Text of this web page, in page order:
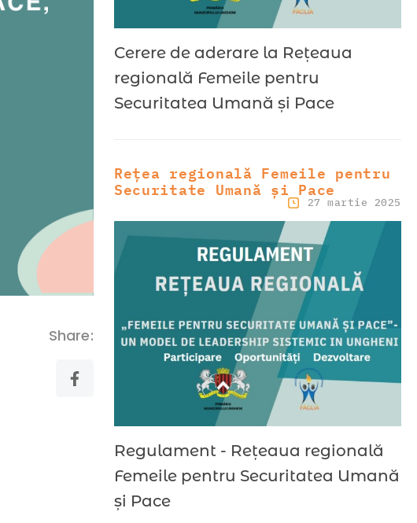
Share:
Cerere de aderare la Rețeaua
regională Femeile pentru
Securitatea Umană și Pace
Rețea regională Femeile pentru
Securitate Umană și Pace
27 martie 2025
Regulament - Rețeaua regională
Femeile pentru Securitatea Umană
și Pace